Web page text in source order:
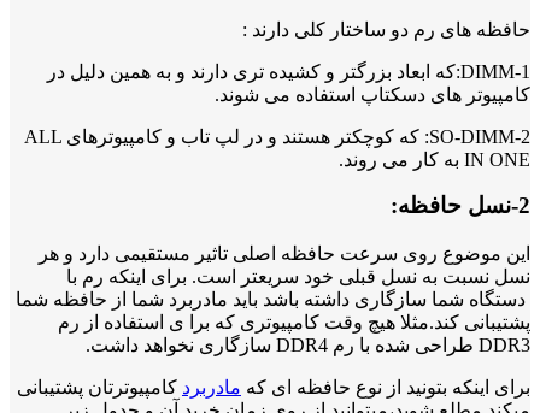
حافظه های رم دو ساختار کلی دارند :
1-DIMM:که ابعاد بزرگتر و کشیده تری دارند و به همین دلیل در
کامپیوتر های دسکتاپ استفاده می شوند.
2-SO-DIMM: که کوچکتر هستند و در لپ تاب و کامپیوترهای ALL
IN ONE به کار می روند.
2-نسل حافظه:
این موضوع روی سرعت حافظه اصلی تاثیر مستقیمی دارد و هر
نسل نسبت به نسل قبلی خود سریعتر است. برای اینکه رم با
دستگاه شما سازگاری داشته باشد باید مادربرد شما از حافظه شما
پشتیبانی کند.مثلا هیچ وقت کامپیوتری که برا ی استفاده از رم
DDR3 طراحی شده با رم DDR4 سازگاری نخواهد داشت.
برای اینکه بتونید از نوع حافظه ای که مادربرد کامپیوترتان پشتیبانی